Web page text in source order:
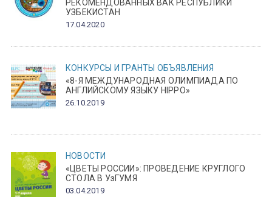
РЕКОМЕНДОВАННЫХ ВАК РЕСПУБЛИКИ
УЗБЕКИСТАН
17.04.2020
КОНКУРСЫ И ГРАНТЫ ОБЪЯВЛЕНИЯ
«8-Я МЕЖДУНАРОДНАЯ ОЛИМПИАДА ПО
АНГЛИЙСКОМУ ЯЗЫКУ HIPPO»
26.10.2019
НОВОСТИ
«ЦВЕТЫ РОССИИ»: ПРОВЕДЕНИЕ КРУГЛОГО
СТОЛА В УзГУМЯ
03.04.2019